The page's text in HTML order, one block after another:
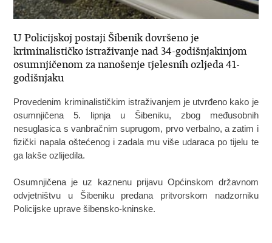
U Policijskoj postaji Šibenik dovršeno je
kriminalističko istraživanje nad 34-godišnjakinjom
osumnjičenom za nanošenje tjelesnih ozljeda 41-
godišnjaku
Provedenim kriminalističkim istraživanjem je utvrđeno kako je
osumnjičena 5. lipnja u Šibeniku, zbog međusobnih
nesuglasica s vanbračnim suprugom, prvo verbalno, a zatim i
fizički napala oštećenog i zadala mu više udaraca po tijelu te
ga lakše ozlijedila.
Osumnjičena je uz kaznenu prijavu Općinskom državnom
odvjetništvu u Šibeniku predana pritvorskom nadzorniku
Policijske uprave šibensko-kninske.